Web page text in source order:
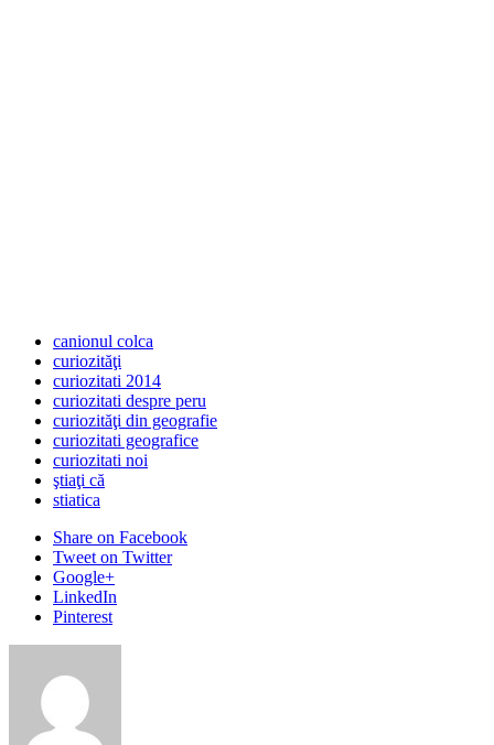
canionul colca
curiozităţi
curiozitati 2014
curiozitati despre peru
curiozităţi din geografie
curiozitati geografice
curiozitati noi
ştiaţi că
stiatica
Share on Facebook
Tweet on Twitter
Google+
LinkedIn
Pinterest